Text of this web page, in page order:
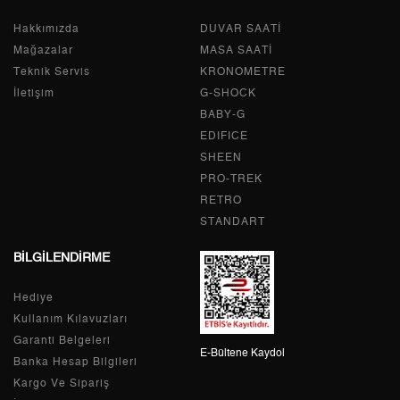
3.248,05 ₺ 3.248,05 ₺
1.624,03 ₺ 3.248,06 ₺
709,41 ₺ 3.547,05 ₺
603,50 ₺ 3.621,00 ₺
7 528,30 ₺ 3.698,10 ₺
472,32 ₺ 3.778,56 ₺
9 429,13 ₺ 3.862,17 ₺
Hakkımızda
Mağazalar
Teknik Servis
İletişim
DUVAR SAATİ
MASA SAATİ
KRONOMETRE
G-SHOCK
BABY-G
EDIFICE
SHEEN
PRO-TREK
RETRO
STANDART
BİLGİLENDİRME
Hediye
Kullanım Kılavuzları
Garanti Belgeleri
Banka Hesap Bilgileri
Kargo Ve Sipariş
E-Bültene Kaydol